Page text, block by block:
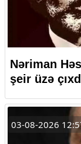
Nəriman
şeir üzə
03-08-2026